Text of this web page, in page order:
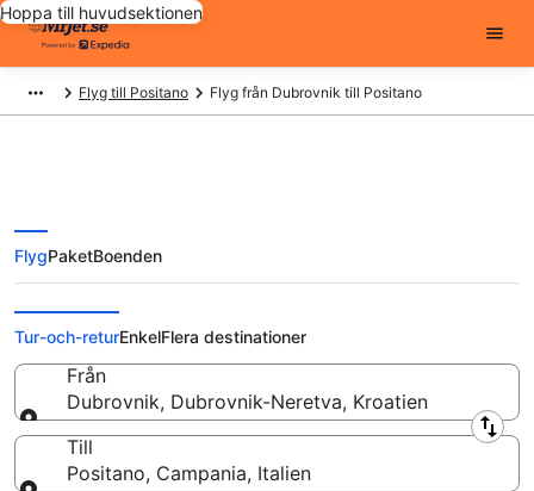
Hoppa till huvudsektionen
Flyg till Positano Flyg från Dubrovnik till Positano
Flyg från Dubrovnik till Positano
från
FlygPaketBoenden
Tur-och-returEnkelFlera destinationer
Från
Dubrovnik, Dubrovnik-Neretva, Kroatien
Från
Till
Positano, Campania, Italien